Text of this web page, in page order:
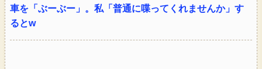
車を「ぶーぶー」。私「普通に喋ってくれませんか」す
るとw